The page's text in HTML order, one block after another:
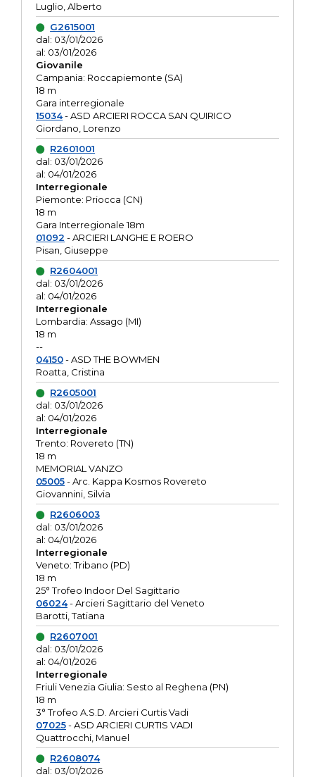
Luglio, Alberto
G2615001
dal: 03/01/2026
al: 03/01/2026
Giovanile
Campania: Roccapiemonte (SA)
18 m
Gara interregionale
15034- ASD ARCIERI ROCCA SAN QUIRICO
Giordano, Lorenzo
R2601001
dal: 03/01/2026
al: 04/01/2026
Interregionale
Piemonte: Priocca (CN)
18 m
Gara Interregionale 18m
01092 - ARCIERI LANGHE E ROERO
Pisan, Giuseppe
R2604001
dal: 03/01/2026
al: 04/01/2026
Interregionale
Lombardia: Assago (MI)
18 m
--
04150- ASD THE BOWMEN
Roatta, Cristina
R2605001
dal: 03/01/2026
al: 04/01/2026
Interregionale
Trento: Rovereto (TN)
18 m
MEMORIAL VANZO
05005- Arc. Kappa Kosmos Rovereto
Giovannini, Silvia
R2606003
dal: 03/01/2026
al: 04/01/2026
Interregionale
Veneto: Tribano (PD)
18 m
25° Trofeo Indoor Del Sagittario
06024- Arcieri Sagittario del Veneto
Barotti, Tatiana
R2607001
dal: 03/01/2026
al: 04/01/2026
Interregionale
Friuli Venezia Giulia: Sesto al Reghena (PN)
18 m
3° Trofeo A.S.D. Arcieri Curtis Vadi
07025- ASD ARCIERI CURTIS VADI
Quattrocchi, Manuel
R2608074
dal: 03/01/2026